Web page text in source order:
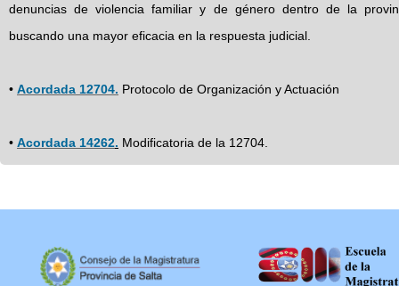
denuncias de violencia familiar y de género dentro de la
buscando una mayor eficacia en la respuesta judicial.
• Acordada 12704. Protocolo de Organización y Actuación
• Acordada 14262. Modificatoria de la 12704.